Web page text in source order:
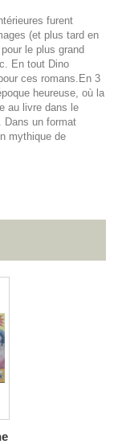
furent
(et plus tard en
le plus grand
En tout Dino
ces romans.En 3
heureuse, où la
au livre dans le
Dans un format
mythique de